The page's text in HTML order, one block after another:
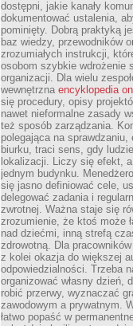
dostępni, jakie kanały
dokumentować ustalenia,
pominięty. Dobrą praktyką
baz wiedzy, przewodników
zrozumiałych instrukcji,
osobom szybkie wdrożenie
organizacji. Dla wielu
wewnętrzna encyklopedia
się procedury, opisy
nawet nieformalne zasady
też sposób zarządzania.
polegająca na
biurku, traci sens, gdy
lokalizacji. Liczy się efekt,
jednym budynku.
się jasno definiować cele,
delegować zadania i
zwrotnej. Ważna staje się
zrozumienie, że ktoś może
nad dziećmi, inną strefą
zdrowotną. Dla
z kolei okazja do większej
odpowiedzialności. Trzeba
organizować własny dzień,
robić przerwy, wyznaczać
zawodowym a prywatnym.
łatwo popaść w